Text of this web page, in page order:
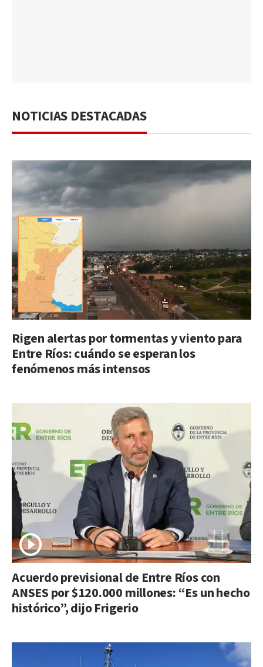
NOTICIAS DESTACADAS
Rigen alertas por tormentas y viento para
Entre Ríos: cuándo se esperan los
fenómenos más intensos
Acuerdo previsional de Entre Ríos con
ANSES por $120.000 millones: “Es un hecho
histórico”, dijo Frigerio